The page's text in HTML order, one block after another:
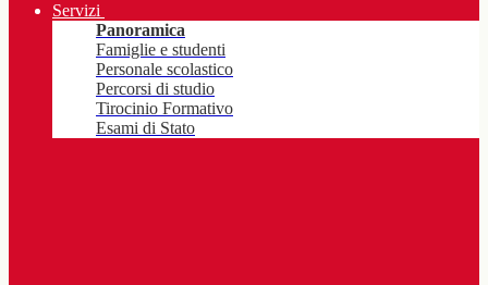
Servizi
Panoramica
Famiglie e studenti
Personale scolastico
Percorsi di studio
Tirocinio Formativo
Esami di Stato